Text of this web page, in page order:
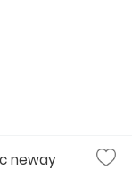
neway